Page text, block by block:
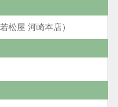
松屋 河崎本店）